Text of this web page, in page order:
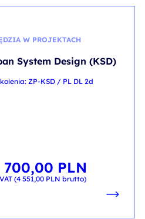
W PROJEKTACH
System Design (KSD)
ZP-KSD / PL DL 2d
700,00 PLN
(4 551,00 PLN brutto)